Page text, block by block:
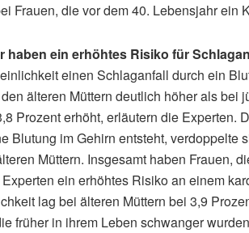
Frauen, die vor dem 40. Lebensjahr ein
haben ein erhöhtes Risiko für
einen Schlaganfall durch ein
älteren Müttern deutlich höher als bei
Prozent erhöht, erläutern die
Blutung im Gehirn entsteht, verdoppelte
Müttern. Insgesamt haben Frauen,
ein erhöhtes Risiko an einem
lag bei älteren Müttern bei 3,9
früher in ihrem Leben schwanger